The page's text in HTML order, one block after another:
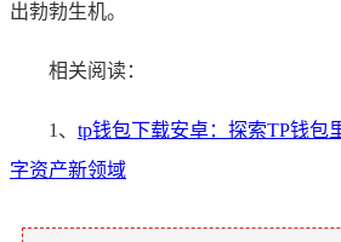
出勃勃生机。
相关阅读：
1、 tp钱包下载安卓：探索TP钱包
字资产新领域